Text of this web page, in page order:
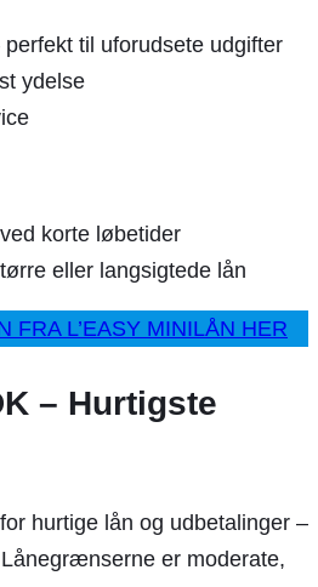
til uforudsete udgifter
ydelse
korte løbetider
eller langsigtede lån
L’EASY MINILÅN HER
– Hurtigste
hurtige lån og udbetalinger –
er moderate,